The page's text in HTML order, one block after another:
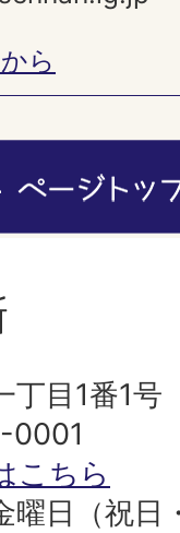
ら
丁目1番1号
0001
こちら
曜日（祝日